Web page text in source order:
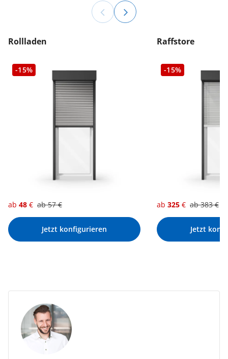
Rollladen
-15%
ab 48 € ab57€
Jetzt konfigurieren
Raffstore
-15%
ab 325 € ab383€
Jetzt